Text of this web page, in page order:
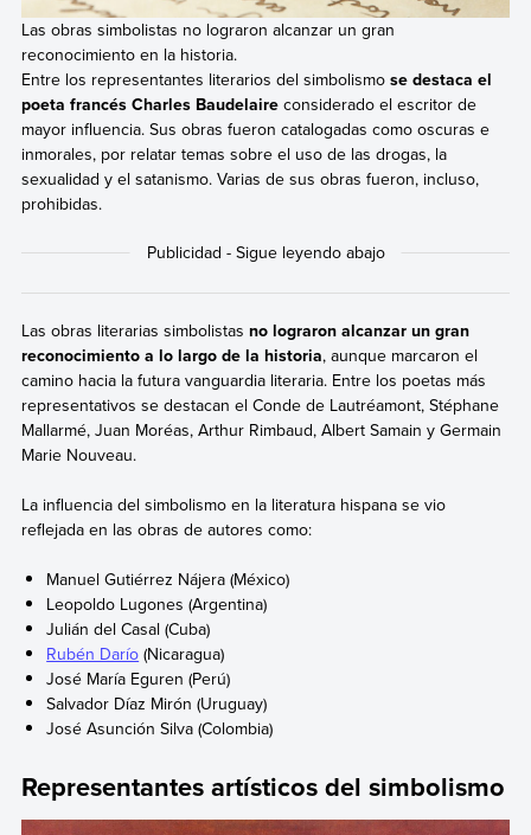
Las obras simbolistas no lograron alcanzar un gran
reconocimiento en la historia.
Entre los representantes literarios del simbolismose destaca el
poeta francés Charles Baudelaireconsiderado el escritor de
mayor influencia. Sus obras fueron catalogadas como oscuras e
inmorales, por relatar temas sobre el uso de las drogas, la
sexualidad y el satanismo. Varias de sus obras fueron, incluso,
prohibidas.
Las obras literarias simbolistas no lograron alcanzar un gran
reconocimiento a lo largo de la historia, aunque marcaron el
camino hacia la futura vanguardia literaria. Entre los poetas más
representativos se destacan el Conde de Lautréamont, Stéphane
Mallarmé, Juan Moréas, Arthur Rimbaud, Albert Samain y Germain
Marie Nouveau.
La influencia del simbolismo en la literatura hispana se vio
reflejada en las obras de autores como:
Manuel Gutiérrez Nájera (México)
Leopoldo Lugones (Argentina)
Julián del Casal (Cuba)
Rubén Darío (Nicaragua)
José María Eguren (Perú)
Salvador Díaz Mirón (Uruguay)
José Asunción Silva (Colombia)
Representantes artísticos del simbolismo